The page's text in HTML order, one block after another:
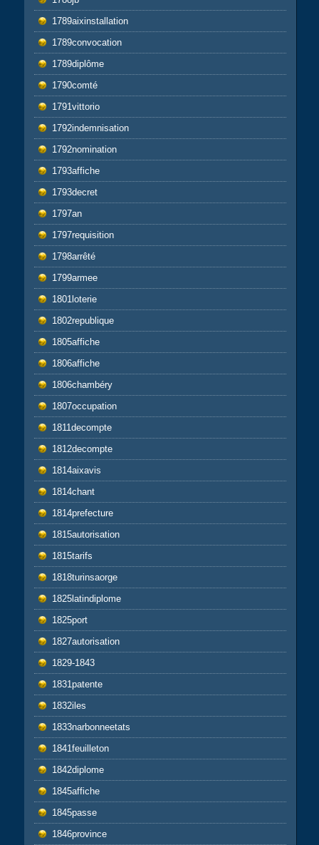
1789aixinstallation
1789convocation
1789diplôme
1790comté
1791vittorio
1792indemnisation
1792nomination
1793affiche
1793decret
1797an
1797requisition
1798arrêté
1799armee
1801loterie
1802republique
1805affiche
1806affiche
1806chambéry
1807occupation
1811decompte
1812decompte
1814aixavis
1814chant
1814prefecture
1815autorisation
1815tarifs
1818turinsaorge
1825latindiplome
1825port
1827autorisation
1829-1843
1831patente
1832iles
1833narbonneetats
1841feuilleton
1842diplome
1845affiche
1845passe
1846province